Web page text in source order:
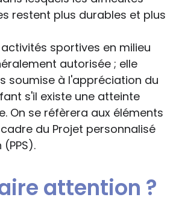
restent plus durables et plus
sportives en milieu
autorisée ; elle
soumise à l'appréciation du
s'il existe une atteinte
On se réfèrera aux éléments
du Projet personnalisé
attention ?